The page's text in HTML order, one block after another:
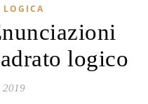
LOGICA
logico